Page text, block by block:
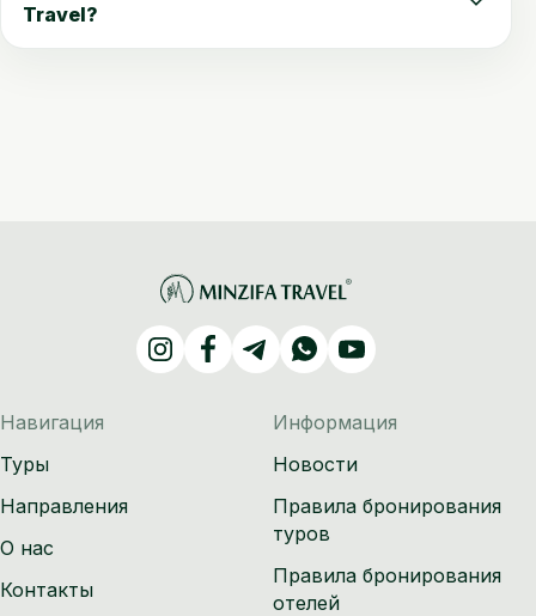
Travel?
Навигация
Туры
Направления
О нас
Контакты
Информация
Новости
Правила бронирования
туров
Правила бронирования
отелей